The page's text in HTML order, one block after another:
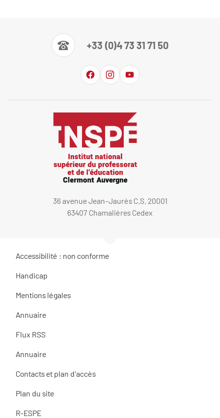
+33 (0)4 73 31 71 50
36 avenue Jean-Jaurès C.S. 20001
63407 Chamalières Cedex
Accessibilité : non conforme
Handicap
Mentions légales
Annuaire
Flux RSS
Annuaire
Contacts et plan d'accès
Plan du site
R-ESPE